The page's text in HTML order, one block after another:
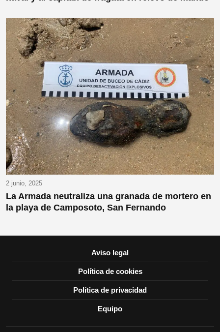
2 junio, 2025
La Armada neutraliza una granada de mortero en
la playa de Camposoto, San Fernando
Aviso legal
Política de cookies
Política de privacidad
Equipo